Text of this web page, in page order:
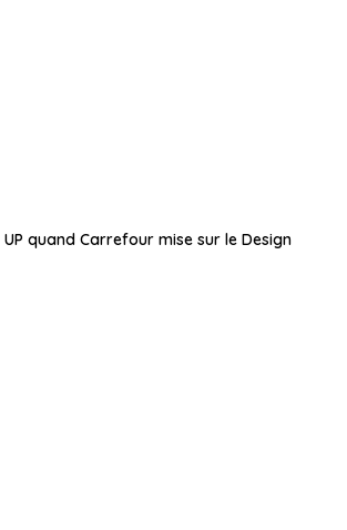
UP quand Carrefour mise sur le Design